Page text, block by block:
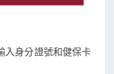
入身分證號和健保卡